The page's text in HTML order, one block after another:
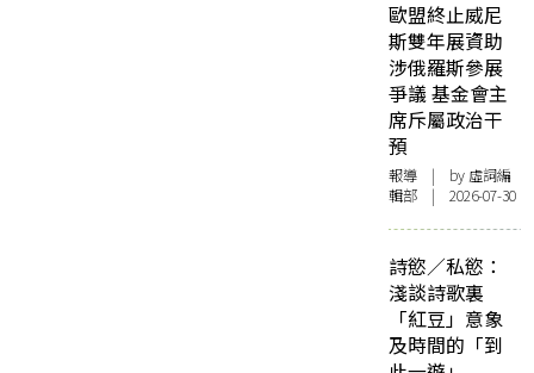
歐盟終止威尼
斯雙年展資助
涉俄羅斯參展
爭議 基金會主
席斥屬政治干
預
報導 | by 虛詞編
輯部 | 2026-07-30
詩慾／私慾：
淺談詩歌裏
「紅豆」意象
及時間的「到